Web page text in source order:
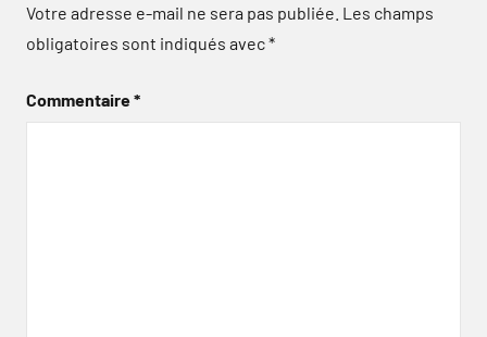
Votre adresse e-mail ne sera pas publiée. Les champs
obligatoires sont indiqués avec*
Commentaire*